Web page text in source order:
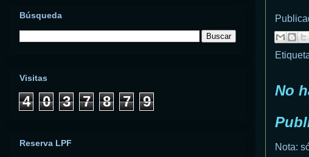
No
Nota:
Búsqueda
Visitas
4 0 3 7 8 7 9
Reserva LPF